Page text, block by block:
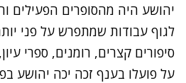
יהושע היה מהסופרים הפעילים
סיפורים קצרים, רומנים, ספרי
על פועלו בענף זכה יכה יהושע